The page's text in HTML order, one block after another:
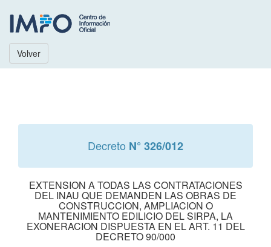
Volver
Decreto N° 326/012
EXTENSION A TODAS LAS CONTRATACIONES
DEL INAU QUE DEMANDEN LAS OBRAS DE
CONSTRUCCION, AMPLIACION O
MANTENIMIENTO EDILICIO DEL SIRPA, LA
EXONERACION DISPUESTA EN EL ART. 11 DEL
DECRETO 90/000